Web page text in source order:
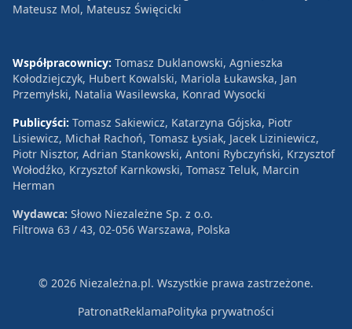
Mateusz Mol, Mateusz Święcicki
Współpracownicy: Tomasz Duklanowski, Agnieszka
Kołodziejczyk, Hubert Kowalski, Mariola Łukawska, Jan
Przemyłski, Natalia Wasilewska, Konrad Wysocki
Publicyści: Tomasz Sakiewicz, Katarzyna Gójska, Piotr
Lisiewicz, Michał Rachoń, Tomasz Łysiak, Jacek Liziniewicz,
Piotr Nisztor, Adrian Stankowski, Antoni Rybczyński, Krzysztof
Wołodźko, Krzysztof Karnkowski, Tomasz Teluk, Marcin
Herman
Wydawca: Słowo Niezależne Sp. z o.o.
Filtrowa 63 / 43, 02-056 Warszawa, Polska
© 2026 Niezależna.pl. Wszystkie prawa zastrzeżone.
PatronatReklamaPolityka prywatności